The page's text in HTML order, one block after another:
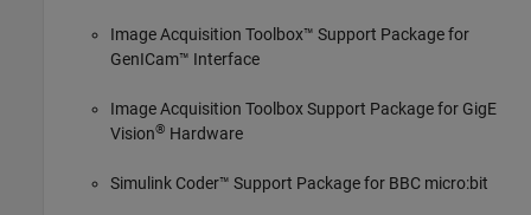
Image Acquisition Toolbox™ Support Package for
GenICam™ Interface
Image Acquisition Toolbox Support Package for GigE
Vision® Hardware
Simulink Coder™ Support Package for BBC micro:bit